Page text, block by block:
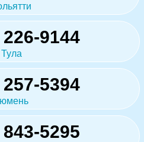
9144
Тула
5394
5295